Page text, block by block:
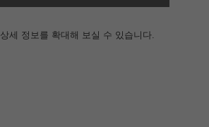
상세 정보를 확대해 보실 수 있습니다.